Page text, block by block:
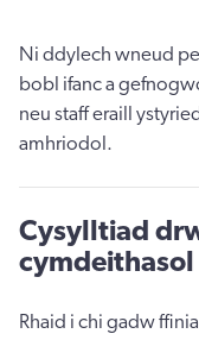
Ni ddylech wneud
bobl ifanc a
neu staff eraill
amhriodol.
Cysylltiad
cymdeithasol
Rhaid i chi gadw